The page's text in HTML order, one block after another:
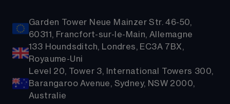
Garden Tower Neue Mainzer Str. 46-50,
60311, Francfort-sur-le-Main, Allemagne
133 Houndsditch, Londres, EC3A 7BX,
Royaume-Uni
Level 20, Tower 3, International Towers 300,
Barangaroo Avenue, Sydney, NSW 2000,
Australie